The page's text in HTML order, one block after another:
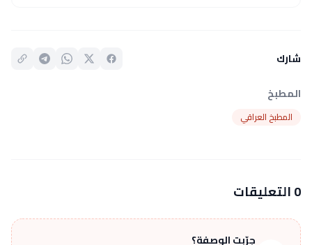
شارك
المطبخ
المطبخ العراقي
0 التعليقات
جرّبت الوصفة؟